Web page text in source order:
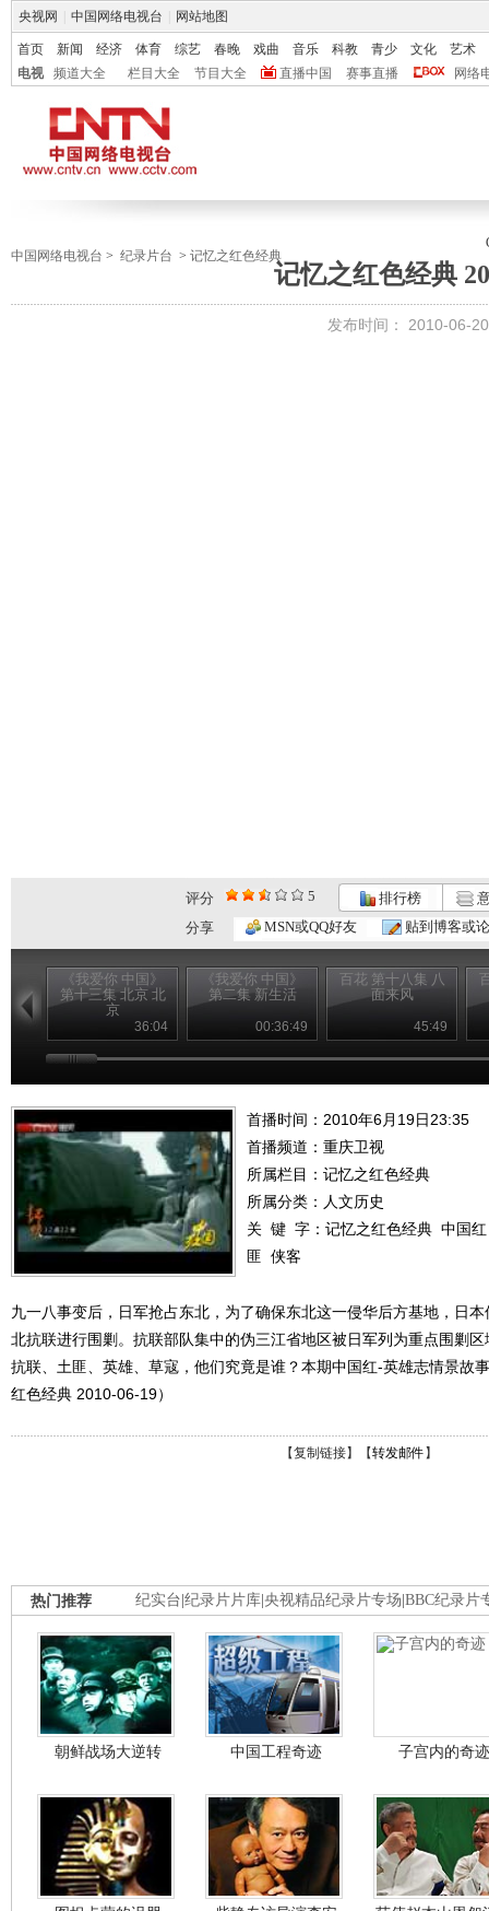
央视网 中国网络电视台 网站地图
首页 新闻 经济 体育 综艺 春晚 戏曲 音乐 科教 青少 文化
艺术
电视
频道大全 栏目大全 节目大全 直播中国 赛事直播 网络
中国网络电视台 > 纪录片台 > 记忆之红色经典
记忆之红色经典
发布时间： 2010-06-
评分 5 排行榜
分享
MSN或QQ好友 贴到博客或
《我爱你 中国》
第十三集 北京 北
京
36:04
《我爱你 中国》
第二集 新生活
00:36:49
百花 第十八集 八
面来风
45:49
首播时间：2010年6月19日23:35
首播频道： 重庆卫视
所属栏目： 记忆之红色经典
所属分类：人文历史
关 键 字： 记忆之红色经典 中国红
匪 侠客
九一八事变后，日军抢占东北，为了确保东北这一侵华后方基地，日
北抗联进行围剿。抗联部队集中的伪三江省地区被日军列为重点围剿
抗联、土匪、英雄、草寇，他们究竟是谁？本期中国红-英雄志情景故
红色经典 2010-06-19）
【复制链接】【转发邮件 】
纪实台 纪录片片库 央视精品纪录片专场 BBC纪录片
热门推荐
朝鲜战场大逆转 中国工程奇迹 子宫内的奇迹